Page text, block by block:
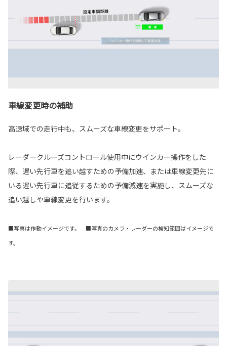
車線変更時の補助
高速域での走行中も、スムーズな車線変更をサポート。
レーダークルーズコントロール使用中にウインカー操作をした
際、遅い先行車を追い越すための予備加速、または車線変更先に
いる遅い先行車に追従するための予備減速を実施し、スムーズな
追い越しや車線変更を行います。
■写真は作動イメージです。 ■写真のカメラ・レーダーの検知範囲はイメージで
す。